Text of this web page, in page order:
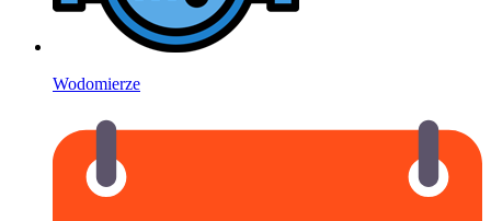
Wodomierze